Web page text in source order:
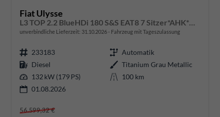
Fiat Ulysse
L3 TOP 2.2 BlueHDi 180 S&S EAT8 7 Sitzer*AHK*Navi*SHZ*Kamera*Keyless*Klimaauto*ACC
unverbindliche Lieferzeit: 31.10.2026 Fahrzeug mit Tageszulassung
233183
Automatik
Diesel
Titanium Grau Metallic
132 kW (179 PS)
100 km
01.08.2026
56.599,32 €